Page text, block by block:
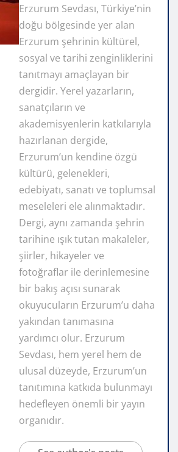
Erzurum Sevdası, Türkiye’nin
doğu bölgesinde yer alan
Erzurum şehrinin kültürel,
sosyal ve tarihi zenginliklerini
tanıtmayı amaçlayan bir
dergidir. Yerel yazarların,
sanatçıların ve
akademisyenlerin katkılarıyla
hazırlanan dergide,
Erzurum’un kendine özgü
kültürü, gelenekleri,
edebiyatı, sanatı ve toplumsal
meseleleri ele alınmaktadır.
Dergi, aynı zamanda şehrin
tarihine ışık tutan makaleler,
şiirler, hikayeler ve
fotoğraflar ile derinlemesine
bir bakış açısı sunarak
okuyucuların Erzurum’u daha
yakından tanımasına
yardımcı olur. Erzurum
Sevdası, hem yerel hem de
ulusal düzeyde, Erzurum’un
tanıtımına katkıda bulunmayı
hedefleyen önemli bir yayın
organıdır.